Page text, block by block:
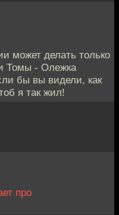
может делать только
Томы - Олежка
бы вы видели, как
я так жил!
про